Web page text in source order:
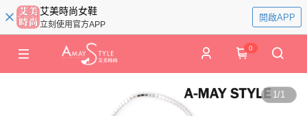
艾美時尚女鞋
立刻使用官方APP
開啟APP
0
1/1